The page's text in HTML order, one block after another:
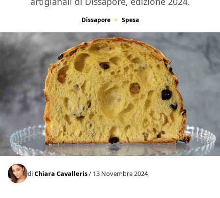
Dissapore Spesa
diChiara Cavalleris/ 13 Novembre 2024